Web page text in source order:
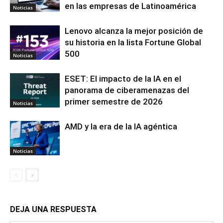
Noticias
en las empresas de Latinoamérica
Noticias
Lenovo alcanza la mejor posición de
su historia en la lista Fortune Global
500
Noticias
ESET: El impacto de la IA en el
panorama de ciberamenazas del
primer semestre de 2026
Noticias
AMD y la era de la IA agéntica
DEJA UNA RESPUESTA